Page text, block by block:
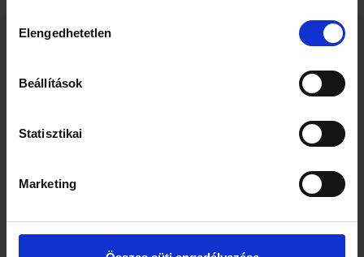
kiválasztása
Elengedhetetlen
Beállítások
Statisztikai
Marketing
A harmadik
legmelegebb október
2 perc
Már tavasszal
beköszönthet a
hőség